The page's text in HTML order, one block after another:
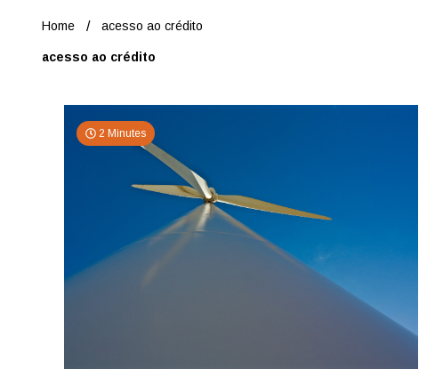
Home acesso ao crédito
acesso ao crédito
2 Minutes